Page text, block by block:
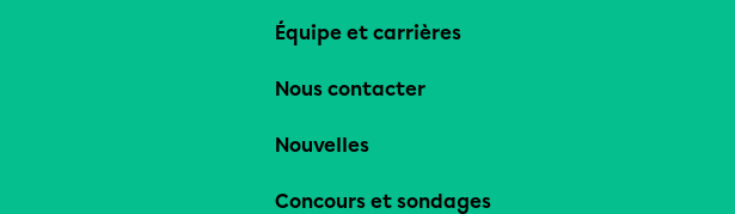
Équipe et carrières
Nous contacter
Nouvelles
Concours et sondages